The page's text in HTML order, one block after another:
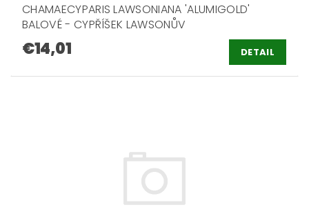
CHAMAECYPARIS LAWSONIANA 'ALUMIGOLD'
BALOVÉ - CYPŘÍŠEK LAWSONŮV
€14,01 DETAIL